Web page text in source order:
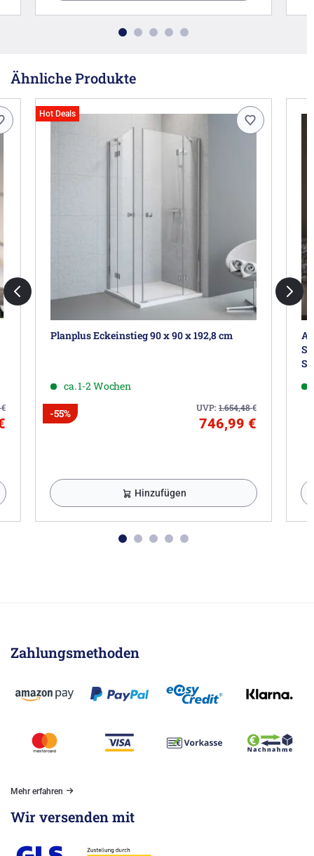
Ähnliche Produkte
€
Hot Deals
Planplus Eckeinstieg 90 x 90 x 192,8 cm
ca. 1-2 Wochen
UVP:1.654,48€
-55%
746,99 €
Hinzufügen
Zahlungsmethoden
Mehr erfahren
Wir versenden mit